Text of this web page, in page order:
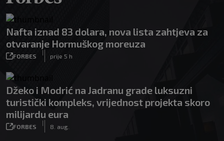
Nafta iznad 83 dolara, nova lista zahtjeva za
otvaranje Hormuškog moreuza
FORBES
|
prije 5 h
Džeko i Modrić na Jadranu grade luksuzni
turistički kompleks, vrijednost projekta skoro
milijardu eura
FORBES
|
8. aug.